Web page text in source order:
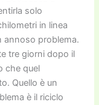
solo
in linea
annoso problema.
tre giorni dopo il
che quel
Quello è un
è il riciclo